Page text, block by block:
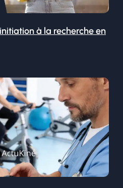
à la recherche en